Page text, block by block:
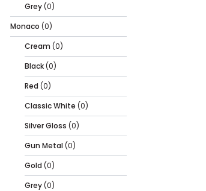
Grey (0)
Monaco (0)
Cream (0)
Black (0)
Red (0)
Classic White (0)
Silver Gloss (0)
Gun Metal (0)
Gold (0)
Grey (0)